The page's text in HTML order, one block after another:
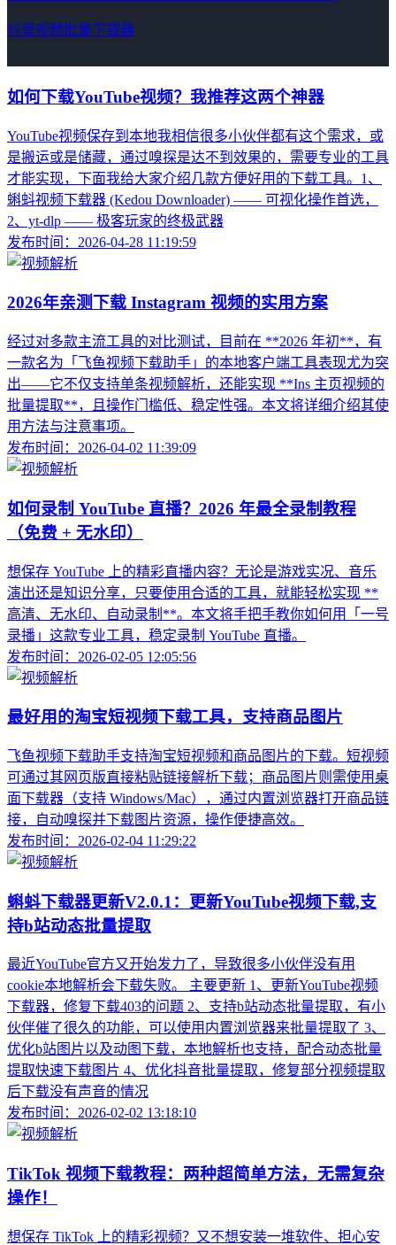
抖音视频批量下载器
如何下载YouTube视频？我推荐这两个神器
YouTube视频保存到本地我相信很多小伙伴都有这个需求，或
是搬运或是储藏，通过嗅探是达不到效果的，需要专业的工具
才能实现，下面我给大家介绍几款方便好用的下载工具。1、
蝌蚪视频下载器 (Kedou Downloader) —— 可视化操作首选，
2、yt-dlp —— 极客玩家的终极武器
发布时间：2026-04-28 11:19:59
2026年亲测下载 Instagram 视频的实用方案
经过对多款主流工具的对比测试，目前在 **2026 年初**，有
一款名为「飞鱼视频下载助手」的本地客户端工具表现尤为突
出——它不仅支持单条视频解析，还能实现 **Ins 主页视频的
批量提取**，且操作门槛低、稳定性强。本文将详细介绍其使
用方法与注意事项。
发布时间：2026-04-02 11:39:09
如何录制 YouTube 直播？2026 年最全录制教程
（免费 + 无水印）
想保存 YouTube 上的精彩直播内容？无论是游戏实况、音乐
演出还是知识分享，只要使用合适的工具，就能轻松实现 **
高清、无水印、自动录制**。本文将手把手教你如何用「一号
录播」这款专业工具，稳定录制 YouTube 直播。
发布时间：2026-02-05 12:05:56
最好用的淘宝短视频下载工具，支持商品图片
飞鱼视频下载助手支持淘宝短视频和商品图片的下载。短视频
可通过其网页版直接粘贴链接解析下载；商品图片则需使用桌
面下载器（支持 Windows/Mac），通过内置浏览器打开商品链
接，自动嗅探并下载图片资源，操作便捷高效。
发布时间：2026-02-04 11:29:22
蝌蚪下载器更新V2.0.1：更新YouTube视频下载,支
持b站动态批量提取
最近YouTube官方又开始发力了，导致很多小伙伴没有用
cookie本地解析会下载失败。 主要更新 1、更新YouTube视频
下载器，修复下载403的问题 2、支持b站动态批量提取，有小
伙伴催了很久的功能，可以使用内置浏览器来批量提取了 3、
优化b站图片以及动图下载，本地解析也支持，配合动态批量
提取快速下载图片 4、优化抖音批量提取，修复部分视频提取
后下载没有声音的情况
发布时间：2026-02-02 13:18:10
TikTok 视频下载教程：两种超简单方法，无需复杂
操作！
想保存 TikTok 上的精彩视频？又不想安装一堆软件、担心安